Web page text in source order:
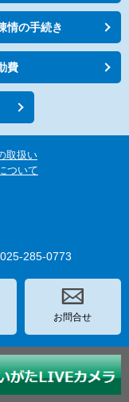
情の手続き
費
取扱い
ついて
285-0773
お問合せ